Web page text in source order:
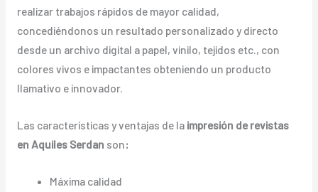
realizar trabajos rápidos de mayor calidad,
concediéndonos un resultado personalizado y directo
desde un archivo digital a papel, vinilo, tejidos etc., con
colores vivos e impactantes obteniendo un producto
llamativo e innovador.
Las características y ventajas de la impresión de revistas
en Aquiles Serdan son:
Máxima calidad